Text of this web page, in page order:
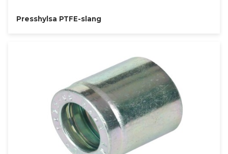
Presshylsa PTFE-slang